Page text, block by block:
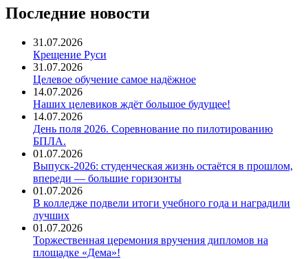
Последние новости
31.07.2026
Крещение Руси
31.07.2026
Целевое обучение самое надёжное
14.07.2026
Наших целевиков ждёт большое будущее!
14.07.2026
День поля 2026. Соревнование по пилотированию
БПЛА.
01.07.2026
Выпуск-2026: студенческая жизнь остаётся в прошлом,
впереди — большие горизонты
01.07.2026
В колледже подвели итоги учебного года и наградили
лучших
01.07.2026
Торжественная церемония вручения дипломов на
площадке «Дема»!